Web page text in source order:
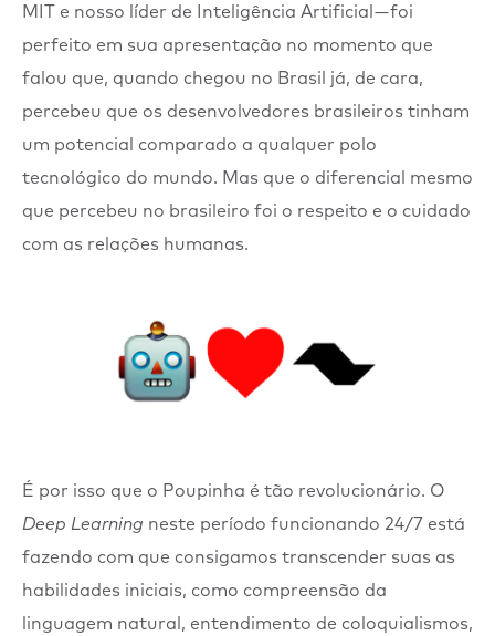
MIT e nosso líder de Inteligência Artificial — foi
perfeito em sua apresentação no momento que
falou que, quando chegou no Brasil já, de cara,
percebeu que os desenvolvedores brasileiros tinham
um potencial comparado a qualquer polo
tecnológico do mundo. Mas que o diferencial mesmo
que percebeu no brasileiro foi o respeito e o cuidado
com as relações humanas.
É por isso que o Poupinha é tão revolucionário. O
Deep Learning neste período funcionando 24/7 está
fazendo com que consigamos transcender suas as
habilidades iniciais, como compreensão da
linguagem natural, entendimento de coloquialismos,